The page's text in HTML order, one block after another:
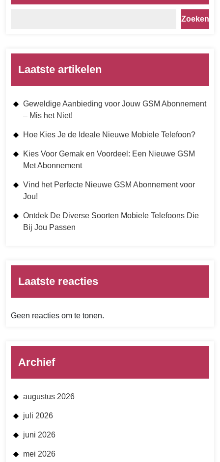
Zoeken
Laatste artikelen
Geweldige Aanbieding voor Jouw GSM Abonnement
– Mis het Niet!
Hoe Kies Je de Ideale Nieuwe Mobiele Telefoon?
Kies Voor Gemak en Voordeel: Een Nieuwe GSM
Met Abonnement
Vind het Perfecte Nieuwe GSM Abonnement voor
Jou!
Ontdek De Diverse Soorten Mobiele Telefoons Die
Bij Jou Passen
Laatste reacties
Geen reacties om te tonen.
Archief
augustus 2026
juli 2026
juni 2026
mei 2026